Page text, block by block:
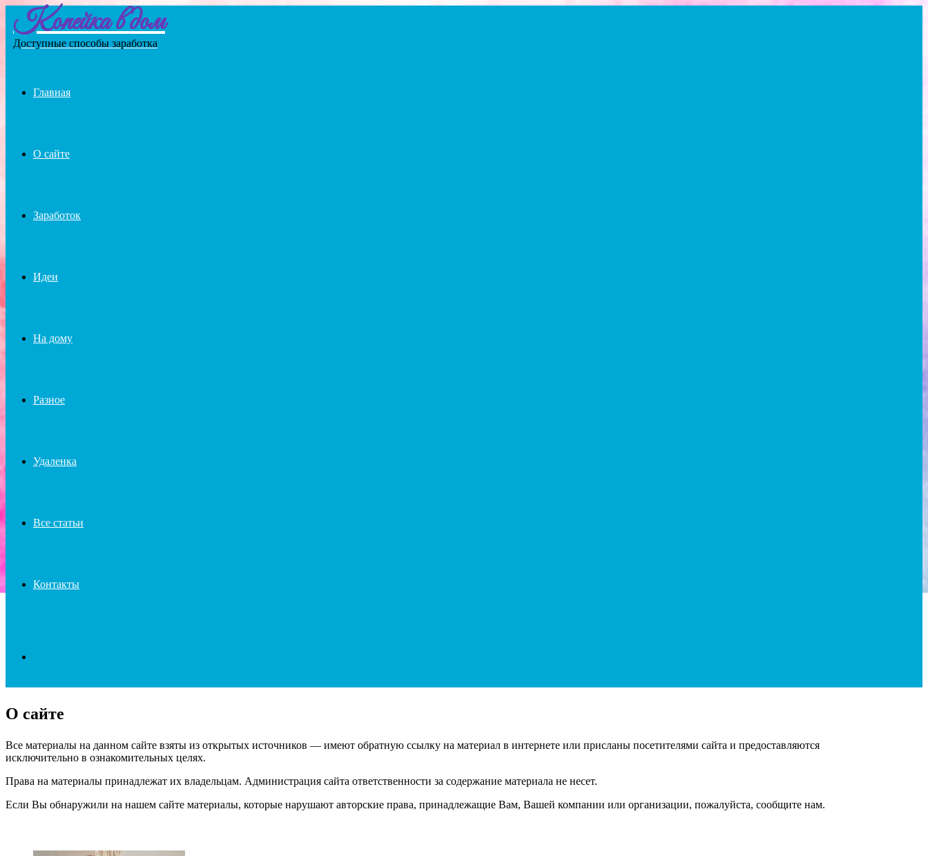
Menu
Копейка в дом
Доступные способы заработка
Главная
О сайте
Заработок
Идеи
На дому
Разное
Удаленка
Все статьи
Контакты
for
О сайте
Все материалы на данном сайте взяты из открытых источников — имеют обратную ссылку на материал в интернете или присланы посетителями сайта и предоставляются
исключительно в ознакомительных целях.
Права на материалы принадлежат их владельцам. Администрация сайта ответственности за содержание материала не несет.
Если Вы обнаружили на нашем сайте материалы, которые нарушают авторские права, принадлежащие Вам, Вашей компании или организации, пожалуйста, сообщите нам.